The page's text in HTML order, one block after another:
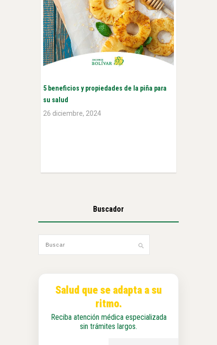
5 beneficios y propiedades de la piña para
su salud
26 diciembre, 2024
Buscador
Salud que se adapta a su
ritmo.
Reciba atención médica especializada
sin trámites largos.